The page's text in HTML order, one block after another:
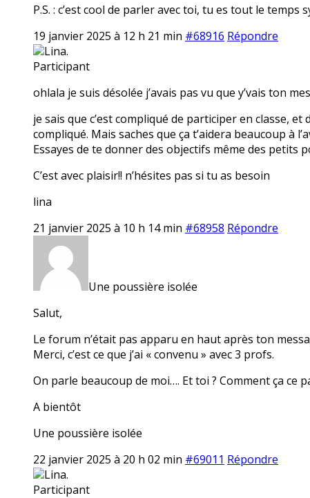
P.S. : c’est cool de parler avec toi, tu es tout le temps
19 janvier 2025 à 12 h 21 min #68916 Répondre
Lina.
Participant
ohlala je suis désolée j’avais pas vu que y’vais ton
je sais que c’est compliqué de participer en classe,
compliqué. Mais saches que ça t’aidera beaucoup à
Essayes de te donner des objectifs même des petits
C’est avec plaisir!! n’hésites pas si tu as besoin
lina
21 janvier 2025 à 10 h 14 min #68958 Répondre
Une poussière isolée
Salut,
Le forum n’était pas apparu en haut après ton
Merci, c’est ce que j’ai « convenu » avec 3 profs.
On parle beaucoup de moi…. Et toi ? Comment ça ce
A bientôt
Une poussière isolée
22 janvier 2025 à 20 h 02 min #69011 Répondre
Lina.
Participant